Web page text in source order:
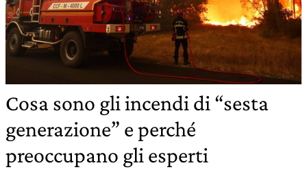
Cosa sono gli incendi di “sesta
generazione” e perché
preoccupano gli esperti